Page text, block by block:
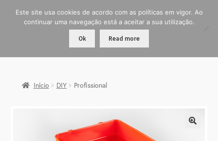
Início DIY Profissional
Este site usa cookies de acordo com as políticas em vigor. Ao
continuar uma navegação está a aceitar a sua utilização.
Ok Read more